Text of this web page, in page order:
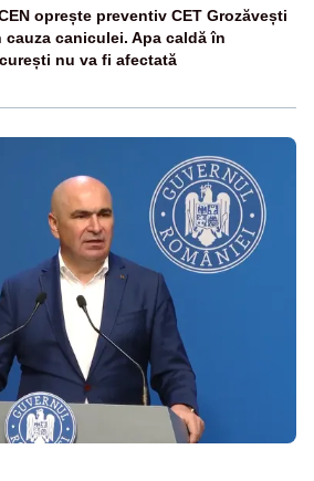
oprește preventiv CET Grozăvești
cauza caniculei. Apa caldă în
nu va fi afectată